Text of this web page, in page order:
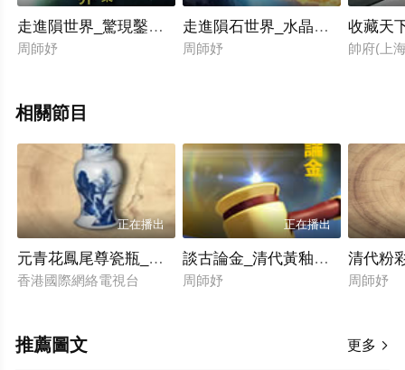
走進隕世界_驚現鑿齒氏(下)
周師妤
走進隕石世界_水晶神樹
周師妤
收藏天
帥府(上
相關節目
正在播出
元青花鳳尾尊瓷瓶_元青花的傳世之神品
香港國際網絡電視台
正在播出
談古論金_清代黃釉對龍對鳳飾鈎
周師妤
清代粉
周師妤
更多 
推薦圖文